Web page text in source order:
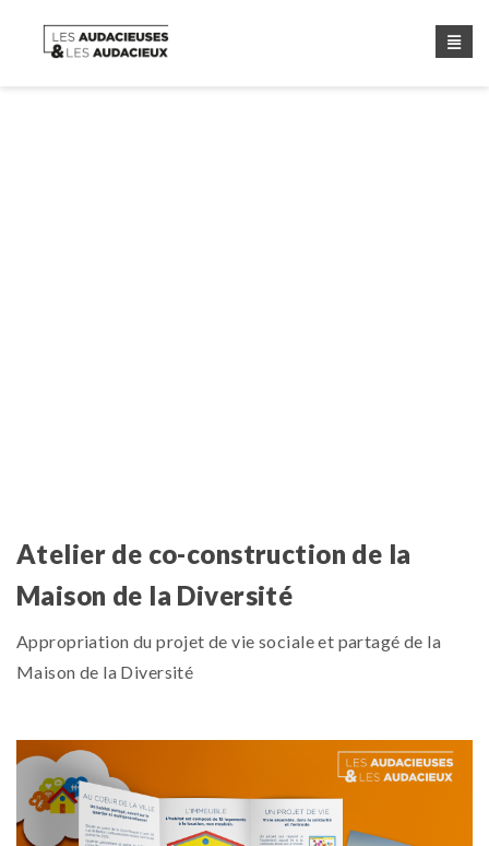
Atelier de co-construction de la
Maison de la Diversité
Appropriation du projet de vie sociale et partagé de la
Maison de la Diversité